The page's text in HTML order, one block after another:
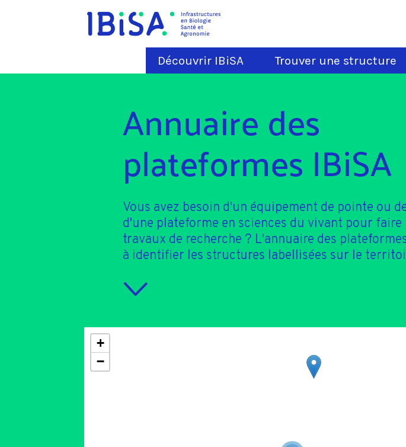
Découvrir IBiSA Trouver une structure
Annuaire des
plateformes IBiSA
Vous avez besoin d'un équipement de pointe ou
d'une plateforme en sciences du vivant pour faire
travaux de recherche ? L'annuaire des
à identifier les structures labellisées sur le
+
−